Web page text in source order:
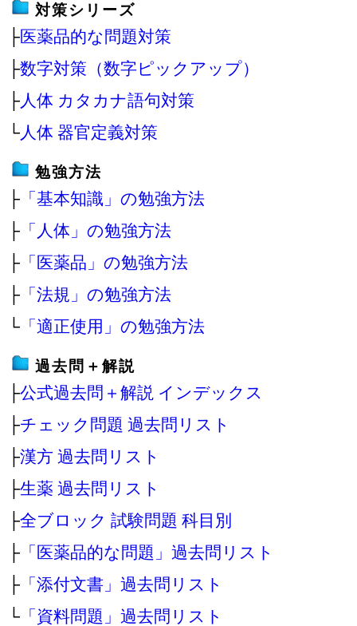
対策シリーズ
├医薬品的な問題対策
├数字対策（数字ピックアップ）
├ 人体 カタカナ語句対策
└ 人体 器官定義対策
勉強方法
├ 「基本知識」の勉強方法
├ 「人体」の勉強方法
├ 「医薬品」の勉強方法
├ 「法規」の勉強方法
└ 「適正使用」の勉強方法
過去問＋解説
├公式過去問＋解説 インデックス
├チェック問題 過去問リスト
├漢方 過去問リスト
├生薬 過去問リスト
├全ブロック 試験問題 科目別
├ 「医薬品的な問題」過去問リスト
├ 「添付文書」過去問リスト
└ 「資料問題」過去問リスト